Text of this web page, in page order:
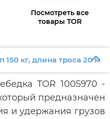
Посмотреть все
товары TOR
кг, длина троса 20 м
TOR 1005970 -
предназначен
и удержания грузов